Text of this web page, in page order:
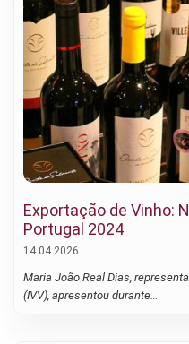
Exportação de Vinho:
Portugal 2024
14.04.2026
Maria João Real Dias,
(IVV), apresentou durante…